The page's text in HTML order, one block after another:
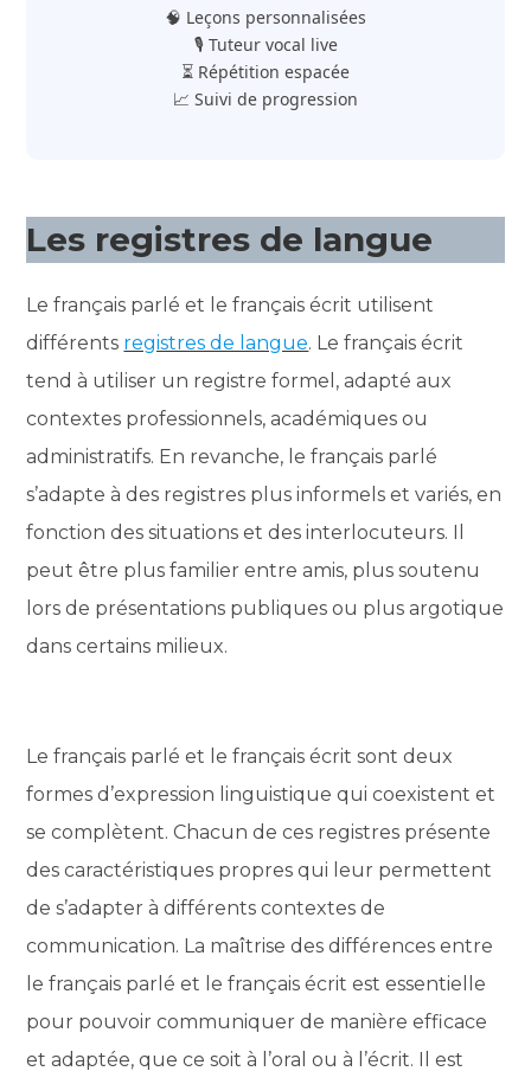
🧠 Leçons personnalisées
🎙️ Tuteur vocal live
⏳ Répétition espacée
📈 Suivi de progression
Les registres de langue
Le français parlé et le français écrit utilisent
différents registres de langue. Le français écrit
tend à utiliser un registre formel, adapté aux
contextes professionnels, académiques ou
administratifs. En revanche, le français parlé
s’adapte à des registres plus informels et variés, en
fonction des situations et des interlocuteurs. Il
peut être plus familier entre amis, plus soutenu
lors de présentations publiques ou plus argotique
dans certains milieux.
Le français parlé et le français écrit sont deux
formes d’expression linguistique qui coexistent et
se complètent. Chacun de ces registres présente
des caractéristiques propres qui leur permettent
de s’adapter à différents contextes de
communication. La maîtrise des différences entre
le français parlé et le français écrit est essentielle
pour pouvoir communiquer de manière efficace
et adaptée, que ce soit à l’oral ou à l’écrit. Il est